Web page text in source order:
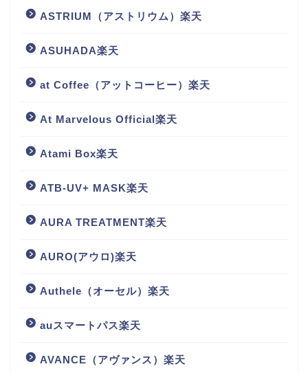
ASTRIUM（アストリウム）楽天
ASUHADA楽天
at Coffee（アットコーヒー）楽天
At Marvelous Official楽天
Atami Box楽天
ATB-UV+ MASK楽天
AURA TREATMENT楽天
AURO(アウロ)楽天
Authele（オーセル）楽天
auスマートパス楽天
AVANCE（アヴァンス）楽天